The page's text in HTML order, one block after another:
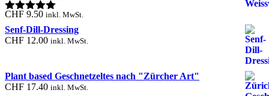
Bewertet mit
5.00von 5
CHF 9.50 inkl. MwSt.
Senf-Dill-Dressing
CHF 12.00 inkl. MwSt.
Plant based Geschnetzeltes nach "Zürcher Art"
CHF 17.40 inkl. MwSt.